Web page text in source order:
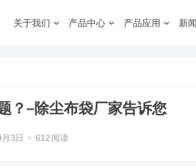
关于我们 产品中心 产品应用 新
？–除尘布袋厂家告诉您
3日 • 612 阅读